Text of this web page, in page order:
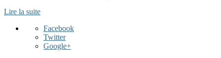
Lire la suite
Facebook
Twitter
Google+